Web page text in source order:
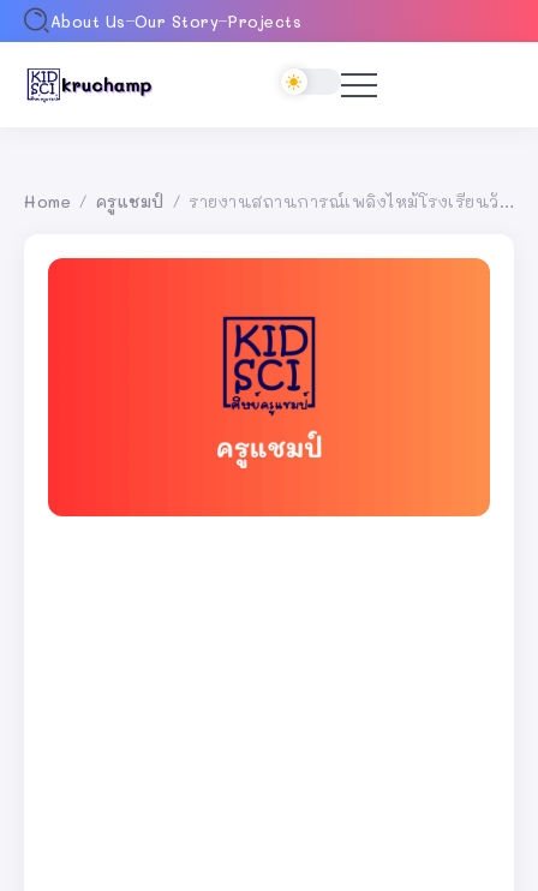
About Us Our Story Projects
Home / ครูแชมป์ / รายงานสถานการณ์เพลิงไหม้โรงเรียนวัดยางแขวนอู่